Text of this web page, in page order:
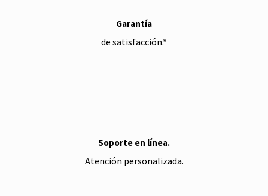
Garantía
de satisfacción.*
Soporte en línea.
Atención personalizada.